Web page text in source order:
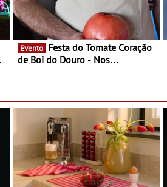
Evento
de Boi do Douro - Nos